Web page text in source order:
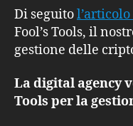
Di seguitol’articolo
Fool’s Tools, il
gestione delle
La digital agency
Tools per la